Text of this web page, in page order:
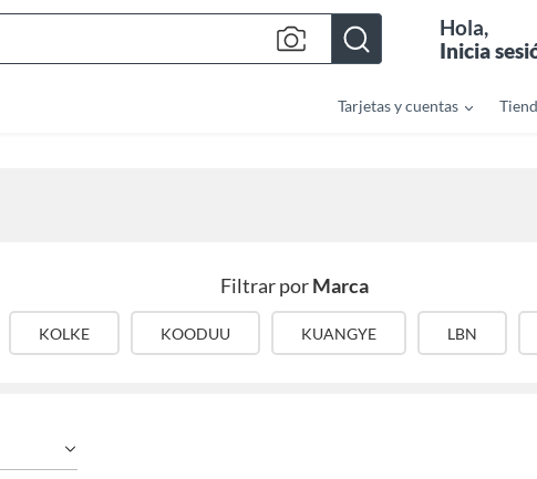
Bar
Hola,
Inicia
Tarjetas y cuentas
Filtrar porMarca
KOLKE KOODUU KUANGYE LBN